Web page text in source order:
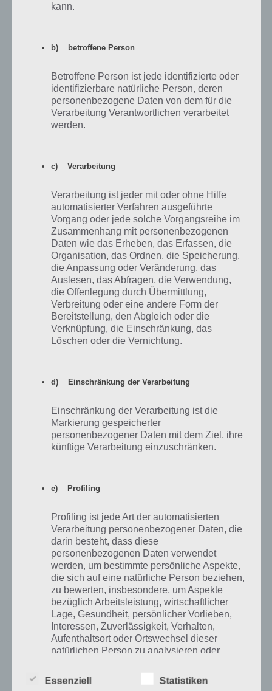
Kajo 23.06.2020 19:12
Antworten
Ich brauche Dieb Lösungen für Seite 148 Nummer 7
Antworten
Mia hauser 27.11.2019 19:26
Kann jemand von euch mir Seite 4 aus dem sekundo5 Heft schicken
Anonym 09.09.2019 21:52
Leute ich brauche bis morgen früh 10.9.19 Seite 21 Nummer 14 a-c
bitte brauche es unbedingt. LG
Anonym 26.08.2019 15:57
Ich brauch Seite 53 Nummer 13 ?
Antworten
Anonymoustyp 11.03.2019 17:40
kann.
b) betroffene Person
Betroffene Person ist jede identifizierte oder
identifizierbare natürliche Person, deren
personenbezogene Daten von dem für die
Verarbeitung Verantwortlichen verarbeitet
werden.
c) Verarbeitung
Verarbeitung ist jeder mit oder ohne Hilfe
automatisierter Verfahren ausgeführte
Vorgang oder jede solche Vorgangsreihe im
Zusammenhang mit personenbezogenen
Daten wie das Erheben, das Erfassen, die
Organisation, das Ordnen, die Speicherung,
die Anpassung oder Veränderung, das
Auslesen, das Abfragen, die Verwendung,
die Offenlegung durch Übermittlung,
Verbreitung oder eine andere Form der
Bereitstellung, den Abgleich oder die
Verknüpfung, die Einschränkung, das
Löschen oder die Vernichtung.
d) Einschränkung der Verarbeitung
Einschränkung der Verarbeitung ist die
Markierung gespeicherter
personenbezogener Daten mit dem Ziel, ihre
künftige Verarbeitung einzuschränken.
e) Profiling
Profiling ist jede Art der automatisierten
Verarbeitung personenbezogener Daten, die
darin besteht, dass diese
personenbezogenen Daten verwendet
werden, um bestimmte persönliche Aspekte,
die sich auf eine natürliche Person beziehen,
zu bewerten, insbesondere, um Aspekte
bezüglich Arbeitsleistung, wirtschaftlicher
Lage, Gesundheit, persönlicher Vorlieben,
Interessen, Zuverlässigkeit, Verhalten,
Aufenthaltsort oder Ortswechsel dieser
natürlichen Person zu analysieren oder
Essenziell
Statistiken